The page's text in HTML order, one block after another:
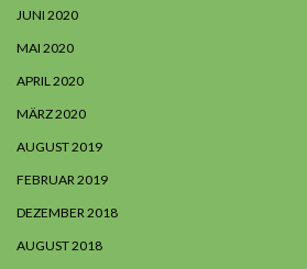
JUNI 2020
MAI 2020
APRIL 2020
MÄRZ 2020
AUGUST 2019
FEBRUAR 2019
DEZEMBER 2018
AUGUST 2018